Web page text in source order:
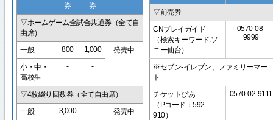
券
券
▽ホームゲーム全試合共通券（全て自
由席）
一般
800 1,000
発売中
小・中・
高校生
- -
▽4枚綴り回数券（全て自由席）
一般
3,000 -
発売中
▽前売券
CNプレイガイド
（検索キーワード:ソ
ニー仙台）
0570-08-
9999
※セブン-イレブン、ファミリーマー
ト
チケットぴあ
（Pコード：592-
910）
0570-02-9111